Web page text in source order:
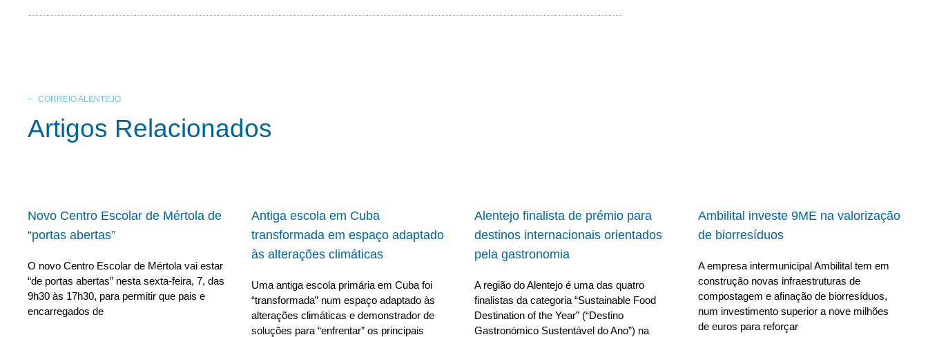
CORREIO ALENTEJO
Artigos Relacionados
Novo Centro Escolar de Mértola de
“portas abertas”
O novo Centro Escolar de Mértola vai estar
“de portas abertas” nesta sexta-feira, 7, das
9h30 às 17h30, para permitir que pais e
encarregados de
Antiga escola em Cuba
transformada em espaço adaptado
às alterações climáticas
Uma antiga escola primária em Cuba foi
“transformada” num espaço adaptado às
alterações climáticas e demonstrador de
soluções para “enfrentar” os principais
Alentejo finalista de prémio para
destinos internacionais orientados
pela gastronomia
A região do Alentejo é uma das quatro
finalistas da categoria “Sustainable Food
Destination of the Year” (“Destino
Gastronómico Sustentável do Ano”) na
Ambilital investe 9ME na valorização
de biorresíduos
A empresa intermunicipal Ambilital tem em
construção novas infraestruturas de
compostagem e afinação de biorresíduos,
num investimento superior a nove milhões
de euros para reforçar